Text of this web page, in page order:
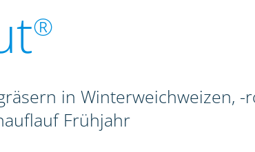
®
in Winterweichweizen, -
Frühjahr